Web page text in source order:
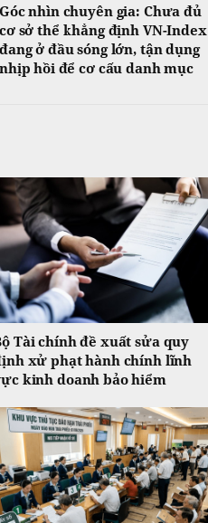
Góc nhìn chuyên gia: Chưa đủ
cơ sở thể khẳng định VN-Index
đang ở đầu sóng lớn, tận dụng
nhịp hồi để cơ cấu danh mục
Tài chính đề xuất sửa quy
xử phạt hành chính lĩnh
kinh doanh bảo hiểm